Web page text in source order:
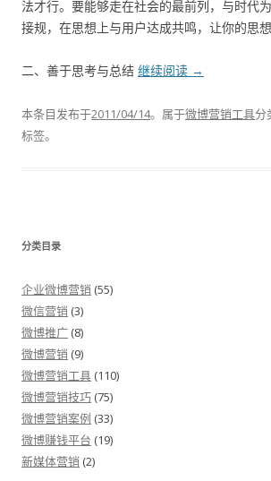
法才行。要能够走在社会的最前列，与时代
接规，在思想上与用户达成共鸣，让你的思想
二、善于思考与总结 继续阅读 →
本条目发布于2011/04/14。属于微博营销工具分
标签。
分类目录
企业微博营销 (55)
微信营销 (3)
微博推广 (8)
微博营销 (9)
微博营销工具 (110)
微博营销技巧 (75)
微博营销案例 (33)
微博赚钱平台 (19)
新媒体营销 (2)